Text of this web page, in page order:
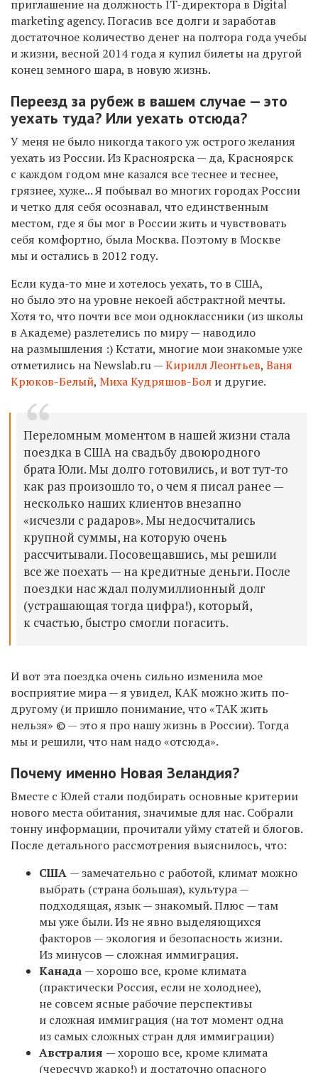
приглашение на должность IT-директора в Digital
marketing agency. Погасив все долги и заработав
достаточное количество денег на полтора года учебы
и жизни, весной 2014 года я купил билеты на другой
конец земного шара, в новую жизнь.
Переезд за рубеж в вашем случае — это
уехать туда? Или уехать отсюда?
У меня не было никогда такого уж острого желания
уехать из России. Из Красноярска — да, Красноярск
с каждом годом мне казался все теснее и теснее,
грязнее, хуже... Я побывал во многих городах России
и четко для себя осознавал, что единственным
местом, где я бы мог в России жить и чувствовать
себя комфортно, была Москва. Поэтому в Москве
мы и остались в 2012 году.
Если куда-то мне и хотелось уехать, то в США,
но было это на уровне некоей абстрактной мечты.
Хотя то, что почти все мои одноклассники (из школы
в Академе) разлетелись по миру — наводило
на размышления :) Кстати, многие мои знакомые уже
отметились на Newslab.ru —Кирилл Леонтьев, Ваня
Крюков-Белый, Миха Кудряшов-Бол и другие.
Переломным моментом в нашей жизни стала
поездка в США на свадьбу двоюродного
брата Юли. Мы долго готовились, и вот тут-то
как раз произошло то, о чем я писал ранее —
несколько наших клиентов внезапно
«исчезли с радаров». Мы недосчитались
крупной суммы, на которую очень
рассчитывали. Посовещавшись, мы решили
все же поехать — на кредитные деньги. После
поездки нас ждал полумиллионный долг
(устрашающая тогда цифра!), который,
к счастью, быстро смогли погасить.
И вот эта поездка очень сильно изменила мое
восприятие мира — я увидел, КАК можно жить по-
другому (и пришло понимание, что «ТАК жить
нельзя» © — это я про нашу жизнь в России). Тогда
мы и решили, что нам надо «отсюда».
Почему именно Новая Зеландия?
Вместе с Юлей стали подбирать основные критерии
нового места обитания, значимые для нас. Собрали
тонну информации, прочитали уйму статей и блогов.
После детального рассмотрения выяснилось, что:
США — замечательно с работой, климат можно
выбрать (страна большая), культура —
подходящая, язык — знакомый. Плюс — там
мы уже были. Из не явно выделяющихся
факторов — экология и безопасность жизни.
Из минусов — сложная иммиграция.
Канада — хорошо все, кроме климата
(практически Россия, если не холоднее),
не совсем ясные рабочие перспективы
и сложная иммиграция (на тот момент одна
из самых сложных стран для иммиграции)
Австралия — хорошо все, кроме климата
(чересчур жарко!) и достаточно опасного